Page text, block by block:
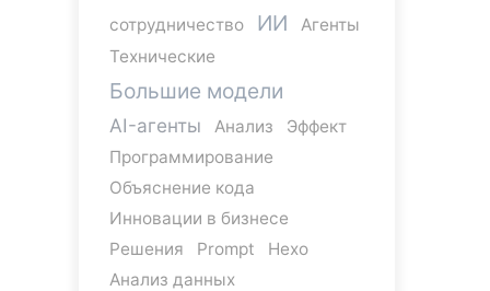
сотрудничество
ИИ
Агенты
Технические
Большие модели
AI-агенты Анализ
Эффект
Программирование
Объяснение кода
Инновации в бизнесе
Решения
Prompt
Hexo
Анализ данных